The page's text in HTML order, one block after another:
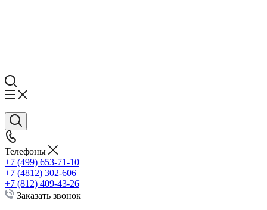
Телефоны
+7 (499) 653-71-10
+7 (4812) 302-606
+7 (812) 409-43-26
Заказать звонок